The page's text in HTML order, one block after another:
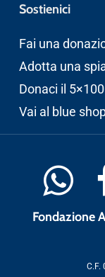
Sostienici
Fai una
Adotta una
Donaci il
Vai al blue
Fondazione
C.F.